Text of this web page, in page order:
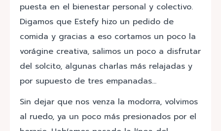
puesta en el bienestar personal y colectivo.
Digamos que Estefy hizo un pedido de
comida y gracias a eso cortamos un poco la
vorágine creativa, salimos un poco a disfrutar
del solcito, algunas charlas más relajadas y
por supuesto de tres empanadas…
Sin dejar que nos venza la modorra, volvimos
al ruedo, ya un poco más presionados por el